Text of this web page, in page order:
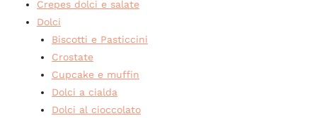
Crepes dolci e salate
Dolci
Biscotti e Pasticcini
Crostate
Cupcake e muffin
Dolci a cialda
Dolci al cioccolato